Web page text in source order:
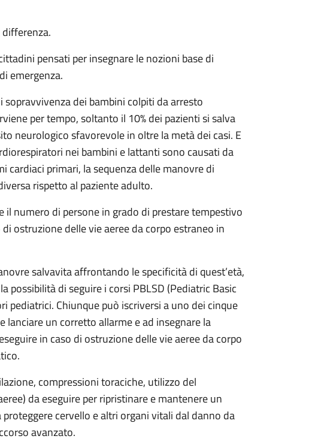
pensati per insegnare le nozioni base di
emergenza.
dei bambini colpiti da arresto
per tempo, soltanto il 10% dei pazienti si salva
neurologico sfavorevole in oltre la metà dei casi. E
nei bambini e lattanti sono causati da
primari, la sequenza delle manovre di
rispetto al paziente adulto.
numero di persone in grado di prestare tempestivo
ostruzione delle vie aeree da corpo estraneo in
salvavita affrontando le specificità di quest’età,
possibilità di seguire i corsi PBLSD (Pediatric Basic
Chiunque può iscriversi a uno dei cinque
un corretto allarme e ad insegnare la
in caso di ostruzione delle vie aeree da corpo
compressioni toraciche, utilizzo del
da eseguire per ripristinare e mantenere un
cervello e altri organi vitali dal danno da
avanzato.